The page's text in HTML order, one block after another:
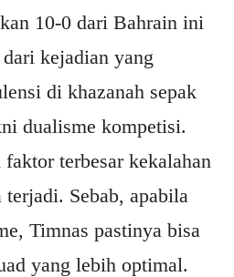
10-0 dari Bahrain ini
kejadian yang
di khazanah sepak
dualisme kompetisi.
terbesar kekalahan
Sebab, apabila
Timnas pastinya bisa
yang lebih optimal.